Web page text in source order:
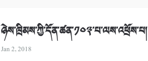
ཉེས་ཁྲིམས་ཀྱི་དོན་ཚན་༡༠༣་པ་ལས་འཕྲོས་པ།
Jan 2, 2018